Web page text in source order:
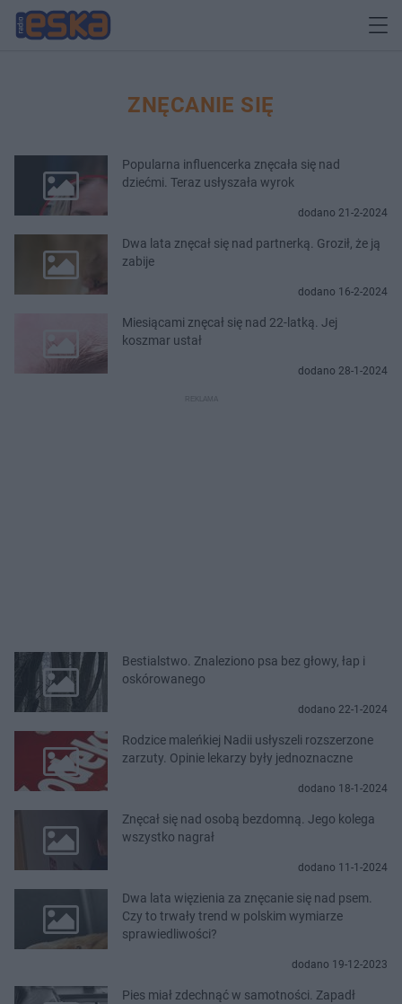
ZNĘCANIE SIĘ
Popularna influencerka znęcała się nad
dziećmi. Teraz usłyszała wyrok
dodano 21-2-2024
Dwa lata znęcał się nad partnerką. Groził, że ją
zabije
dodano 16-2-2024
Miesiącami znęcał się nad 22-latką. Jej
koszmar ustał
dodano 28-1-2024
Bestialstwo. Znaleziono psa bez głowy, łap i
oskórowanego
dodano 22-1-2024
Rodzice maleńkiej Nadii usłyszeli rozszerzone
zarzuty. Opinie lekarzy były jednoznaczne
dodano 18-1-2024
Znęcał się nad osobą bezdomną. Jego kolega
wszystko nagrał
dodano 11-1-2024
Dwa lata więzienia za znęcanie się nad psem.
Czy to trwały trend w polskim wymiarze
sprawiedliwości?
dodano 19-12-2023
Pies miał zdechnąć w samotności. Zapadł